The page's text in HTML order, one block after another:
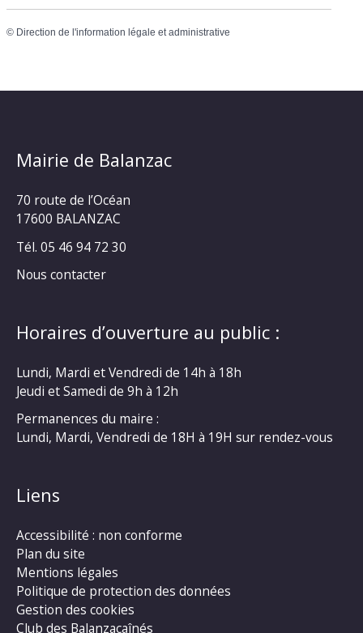
© Direction de l'information légale et administrative
Mairie de Balanzac
70 route de l’Océan
17600 BALANZAC
Tél. 05 46 94 72 30
Nous contacter
Horaires d’ouverture au public :
Lundi, Mardi et Vendredi de 14h à 18h
Jeudi et Samedi de 9h à 12h
Permanences du maire :
Lundi, Mardi, Vendredi de 18H à 19H sur rendez-vous
Liens
Accessibilité : non conforme
Plan du site
Mentions légales
Politique de protection des données
Gestion des cookies
Club des Balanzacaînés